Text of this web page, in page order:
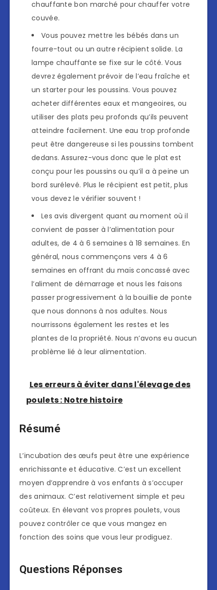
chauffante bon marché pour chauffer votre
couvée.
Vous pouvez mettre les bébés dans un
fourre-tout ou un autre récipient solide. La
lampe chauffante se fixe sur le côté. Vous
devrez également prévoir de l’eau fraîche et
un starter pour les poussins. Vous pouvez
acheter différentes eaux et mangeoires, ou
utiliser des plats peu profonds qu’ils peuvent
atteindre facilement. Une eau trop profonde
peut être dangereuse si les poussins tombent
dedans. Assurez-vous donc que le plat est
conçu pour les poussins ou qu’il a à peine un
bord surélevé. Plus le récipient est petit, plus
vous devez le vérifier souvent !
Les avis divergent quant au moment où il
convient de passer à l’alimentation pour
adultes, de 4 à 6 semaines à 18 semaines. En
général, nous commençons vers 4 à 6
semaines en offrant du maïs concassé avec
l’aliment de démarrage et nous les faisons
passer progressivement à la bouillie de ponte
que nous donnons à nos adultes. Nous
nourrissons également les restes et les
plantes de la propriété. Nous n’avons eu aucun
problème lié à leur alimentation.
Les erreurs à éviter dans l'élevage des
poulets : Notre histoire
Résumé
L’incubation des œufs peut être une expérience
enrichissante et éducative. C’est un excellent
moyen d’apprendre à vos enfants à s’occuper
des animaux. C’est relativement simple et peu
coûteux. En élevant vos propres poulets, vous
pouvez contrôler ce que vous mangez en
fonction des soins que vous leur prodiguez.
Questions Réponses